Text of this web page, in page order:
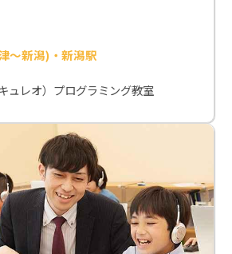
～新潟)・新潟駅
ュレオ）プログラミング教室